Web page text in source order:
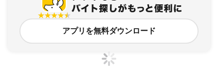
アプリを無料ダウンロード